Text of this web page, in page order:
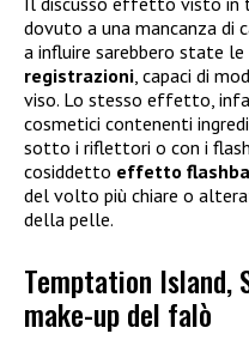
dovuto a una mancanza di
a influire sarebbero state le
registrazioni, capaci di
viso. Lo stesso effetto,
cosmetici contenenti
sotto i riflettori o con i
cosiddetto effetto
del volto più chiare o
della pelle.
Temptation Island,
make-up del falò